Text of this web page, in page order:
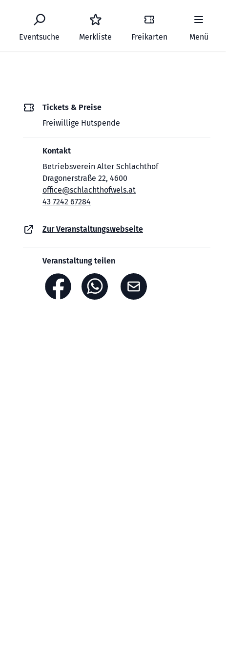
Eventsuche Merkliste Freikarten Menü
Tickets & Preise
Freiwillige Hutspende
Kontakt
Betriebsverein Alter Schlachthof
Dragonerstraße 22, 4600
office@schlachthofwels.at
43 7242 67284
Zur Veranstaltungswebseite
Veranstaltung teilen